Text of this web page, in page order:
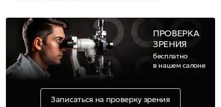
ПРОВЕРКА
ЗРЕНИЯ
бесплатно
в нашем салоне
Записаться на проверку зрения